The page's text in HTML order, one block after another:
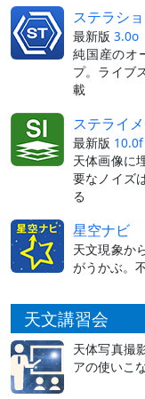
ステラシ
最新版 3.0o
純国産のオ
プ。ライブ
載
ステライ
最新版 10.0f
天体画像に
要なノイズ
る
星空ナビ
天文現象か
がうかぶ。
天文講習会
天体写真撮
アの使いこ